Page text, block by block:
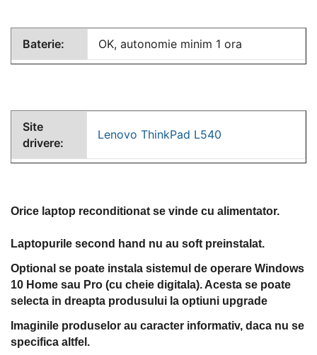
Baterie: OK, autonomie minim 1 ora
Site
drivere:
Lenovo ThinkPad L540
Orice laptop reconditionat se vinde cu alimentator.
Laptopurile second hand nu au soft preinstalat.
Optional se poate instala sistemul de operare Windows
10 Home sau Pro (cu cheie digitala). Acesta se poate
selecta in dreapta produsului la optiuni upgrade
Imaginile produselor au caracter informativ, daca nu se
specifica altfel.